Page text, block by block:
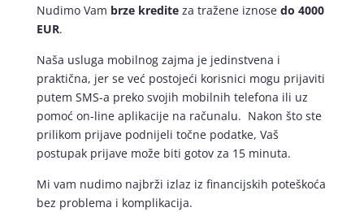
Nudimo Vam brze krediteza tražene iznose do 4000
EUR.
Naša usluga mobilnog zajma je jedinstvena i
praktična, jer se već postojeći korisnici mogu prijaviti
putem SMS-a preko svojih mobilnih telefona ili uz
pomoć on-line aplikacije na računalu. Nakon što ste
prilikom prijave podnijeli točne podatke, Vaš
postupak prijave može biti gotov za 15 minuta.
Mi vam nudimo najbrži izlaz iz financijskih poteškoća
bez problema i komplikacija.